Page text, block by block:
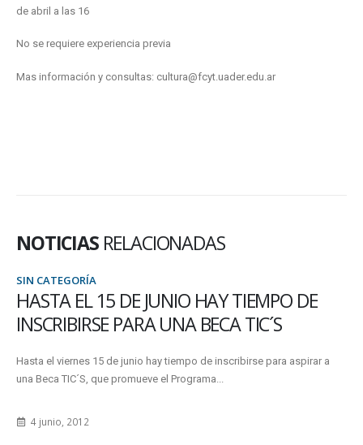
de abril a las 16
No se requiere experiencia previa
Mas información y consultas: cultura@fcyt.uader.edu.ar
NOTICIAS RELACIONADAS
TIEMPO DE
TIC´S
inscribirse para aspirar a
DIPLOMAS PARA
VERDE
La División Títulos de la Sede Oro Verde
nuevos diplomas. Podrán ser retirados